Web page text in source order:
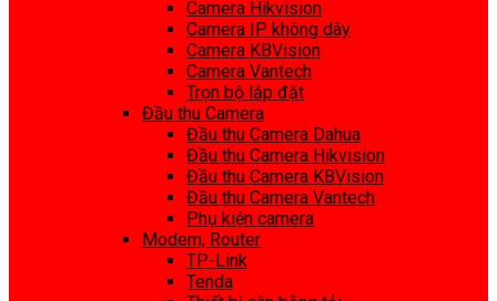
Camera Hikvision
Camera IP không dây
Camera KBVision
Camera Vantech
Trọn bộ lắp đặt
Đầu thu Camera
Đầu thu Camera Dahua
Đầu thu Camera Hikvision
Đầu thu Camera KBVision
Đầu thu Camera Vantech
Phụ kiện camera
Modem, Router
TP-Link
Tenda